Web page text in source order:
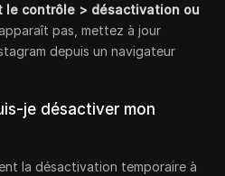
le contrôle > désactivation ou
pas, mettez à jour
depuis un navigateur
je désactiver mon
la désactivation temporaire à